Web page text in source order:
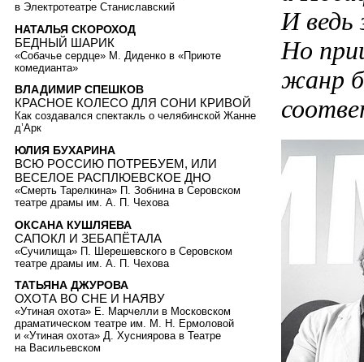
И ведь
Но
жанр
в Электротеатре Станиславский
НАТАЛЬЯ СКОРОХОД
БЕДНЫЙ ШАРИК
«Собачье сердце» М. Диденко в «Приюте
комедианта»
ВЛАДИМИР СПЕШКОВ
КРАСНОЕ КОЛЕСО ДЛЯ СОНИ КРИВОЙ
Как создавался спектакль о челябинской Жанне
д’Арк
ЮЛИЯ БУХАРИНА
ВСЮ РОССИЮ ПОТРЕБУЕМ, ИЛИ
ВЕСЕЛОЕ РАСПЛЮЕВСКОЕ ДНО
«Смерть Тарелкина» П. Зобнина в Серовском
театре драмы им. А. П. Чехова
ОКСАНА КУШЛЯЕВА
САПОКЛ И ЗЕБАПЁТАЛА
«Сучилища» П. Шерешевского в Серовском
театре драмы им. А. П. Чехова
ТАТЬЯНА ДЖУРОВА
ОХОТА ВО СНЕ И НАЯВУ
«Утиная охота» Е. Марчелли в Московском
драматическом театре им. М. Н. Ермоловой
и «Утиная охота» Д. Хусниярова в Театре
на Васильевском